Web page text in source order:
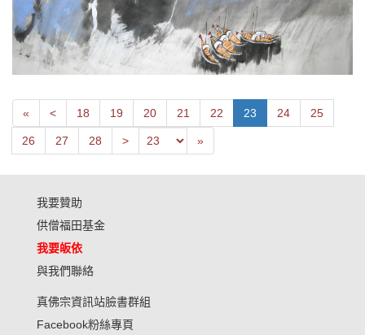
« First<Next18 19 20 21 22 23 24 25
26 27 28 >Previous »Last
我要贊助
供僧福田基金
我要皈依
與我們聯絡
真佛宗資訊站臉書群組
Facebook粉絲專頁